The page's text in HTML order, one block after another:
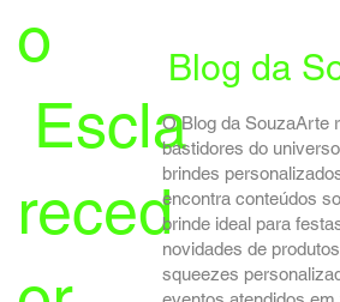
o
Escla
reced
Blog da
O Blog da SouzaArte
bastidores do
brindes
encontra conteúdos
brinde ideal para
novidades de
squeezes